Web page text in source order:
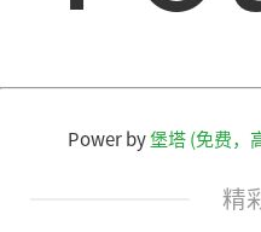
远距离、高分辨率
样高的分辨率记录
科学家们此前认
梯度变化，最温暖
Power by堡塔 (免费，
精